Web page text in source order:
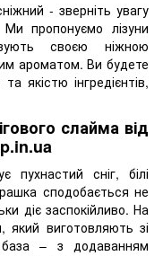
- зверніть увагу
пропонуємо лізуни
своєю ніжною
ароматом. Ви будете
якістю інгредієнтів,
слайма від
сніг, білі
сподобається не
діє заспокійливо. На
який виготовляють зі
– з додаванням